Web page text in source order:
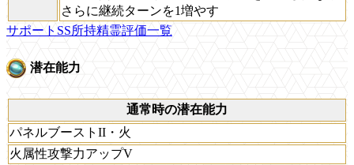
さらに継続ターンを1増やす
サポートSS所持精霊評価一覧
潜在能力
通常時の潜在能力
パネルブーストII・火
火属性攻撃力アップV